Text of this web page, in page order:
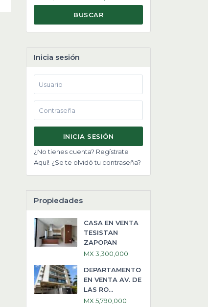
BUSCAR
Inicia sesión
INICIA SESIÓN
¿No tienes cuenta? Regístrate
Aquí! ¿Se te olvidó tu contraseña?
Propiedades
CASA EN VENTA
TESISTAN
ZAPOPAN
MX 3,300,000
DEPARTAMENTO
EN VENTA AV. DE
LAS RO...
MX 5,790,000